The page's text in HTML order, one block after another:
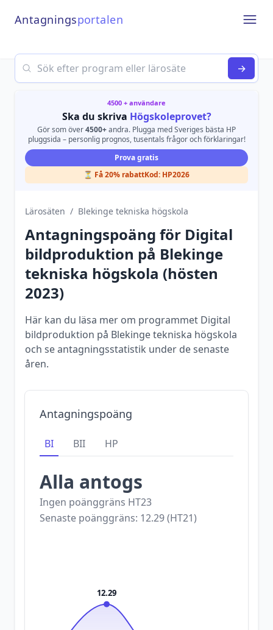
Antagningsportalen
Search
→
4500 + användare
Ska du skriva Högskoleprovet?
Gör som över4500+andra. Plugga med Sveriges bästa HP
pluggsida – personlig prognos, tusentals frågor och förklaringar!
Prova gratis
⏳ Få 20% rabattKod: HP2026
Lärosäten / Blekinge tekniska högskola
Antagningspoäng för Digital
bildproduktion på Blekinge
tekniska högskola (hösten
2023)
Här kan du läsa mer om programmet Digital
bildproduktion på Blekinge tekniska högskola
och se antagningsstatistik under de senaste
åren.
Antagningspoäng
BI BII HP
Alla antogs
Ingen poänggräns HT23
Senaste poänggräns: 12.29(HT21)
12.29